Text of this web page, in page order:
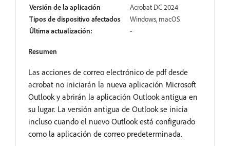
Versión de la aplicación
Acrobat DC 2024
Tipos de dispositivo afectados
Windows, macOS
Última actualización:
-
Resumen
Las acciones de correo electrónico de pdf desde
acrobat no iniciarán la nueva aplicación Microsoft
Outlook y abrirán la aplicación Outlook antigua en
su lugar. La versión antigua de Outlook se inicia
incluso cuando el nuevo Outlook está configurado
como la aplicación de correo predeterminada.